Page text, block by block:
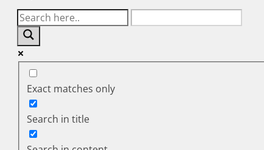
Exact matches only
Search in title